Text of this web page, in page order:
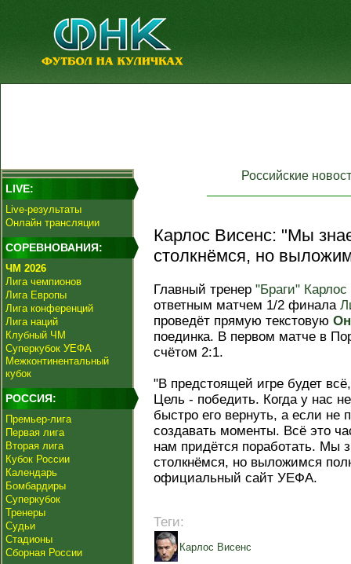
LIVE:
Live-результаты
Онлайн трансляции
СОРЕВНОВАНИЯ:
ЧМ 2026
Лига чемпионов
Лига Европы
Лига конференций
Лига наций
Клубный ЧМ
Суперкубок УЕФА
Межконтинентальный
кубок
РОССИЯ:
Премьер-лига
Первая лига
Вторая лига
Кубок России
Календарь
Бомбардиры
Суперкубок
Тренеры
Судьи
Стадионы
Сборная России
Российские
Карлос Висенс: "Мы
столкнёмся, но
Главный тренер "Браги"
ответным матчем 1/2 финала
проведёт прямую текстовую
поединка. В первом матче в
счётом 2:1.
"В предстоящей игре будет
Цель - победить. Когда у нас
быстро его вернуть, а если не
создавать моменты. Всё это
нам придётся поработать. Мы
столкнёмся, но выложимся
официальный сайт УЕФА.
Теги:
Карлос Висенс